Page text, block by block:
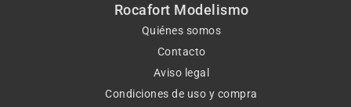
Rocafort Modelismo
Quiénes somos
Contacto
Aviso legal
Condiciones de uso y compra